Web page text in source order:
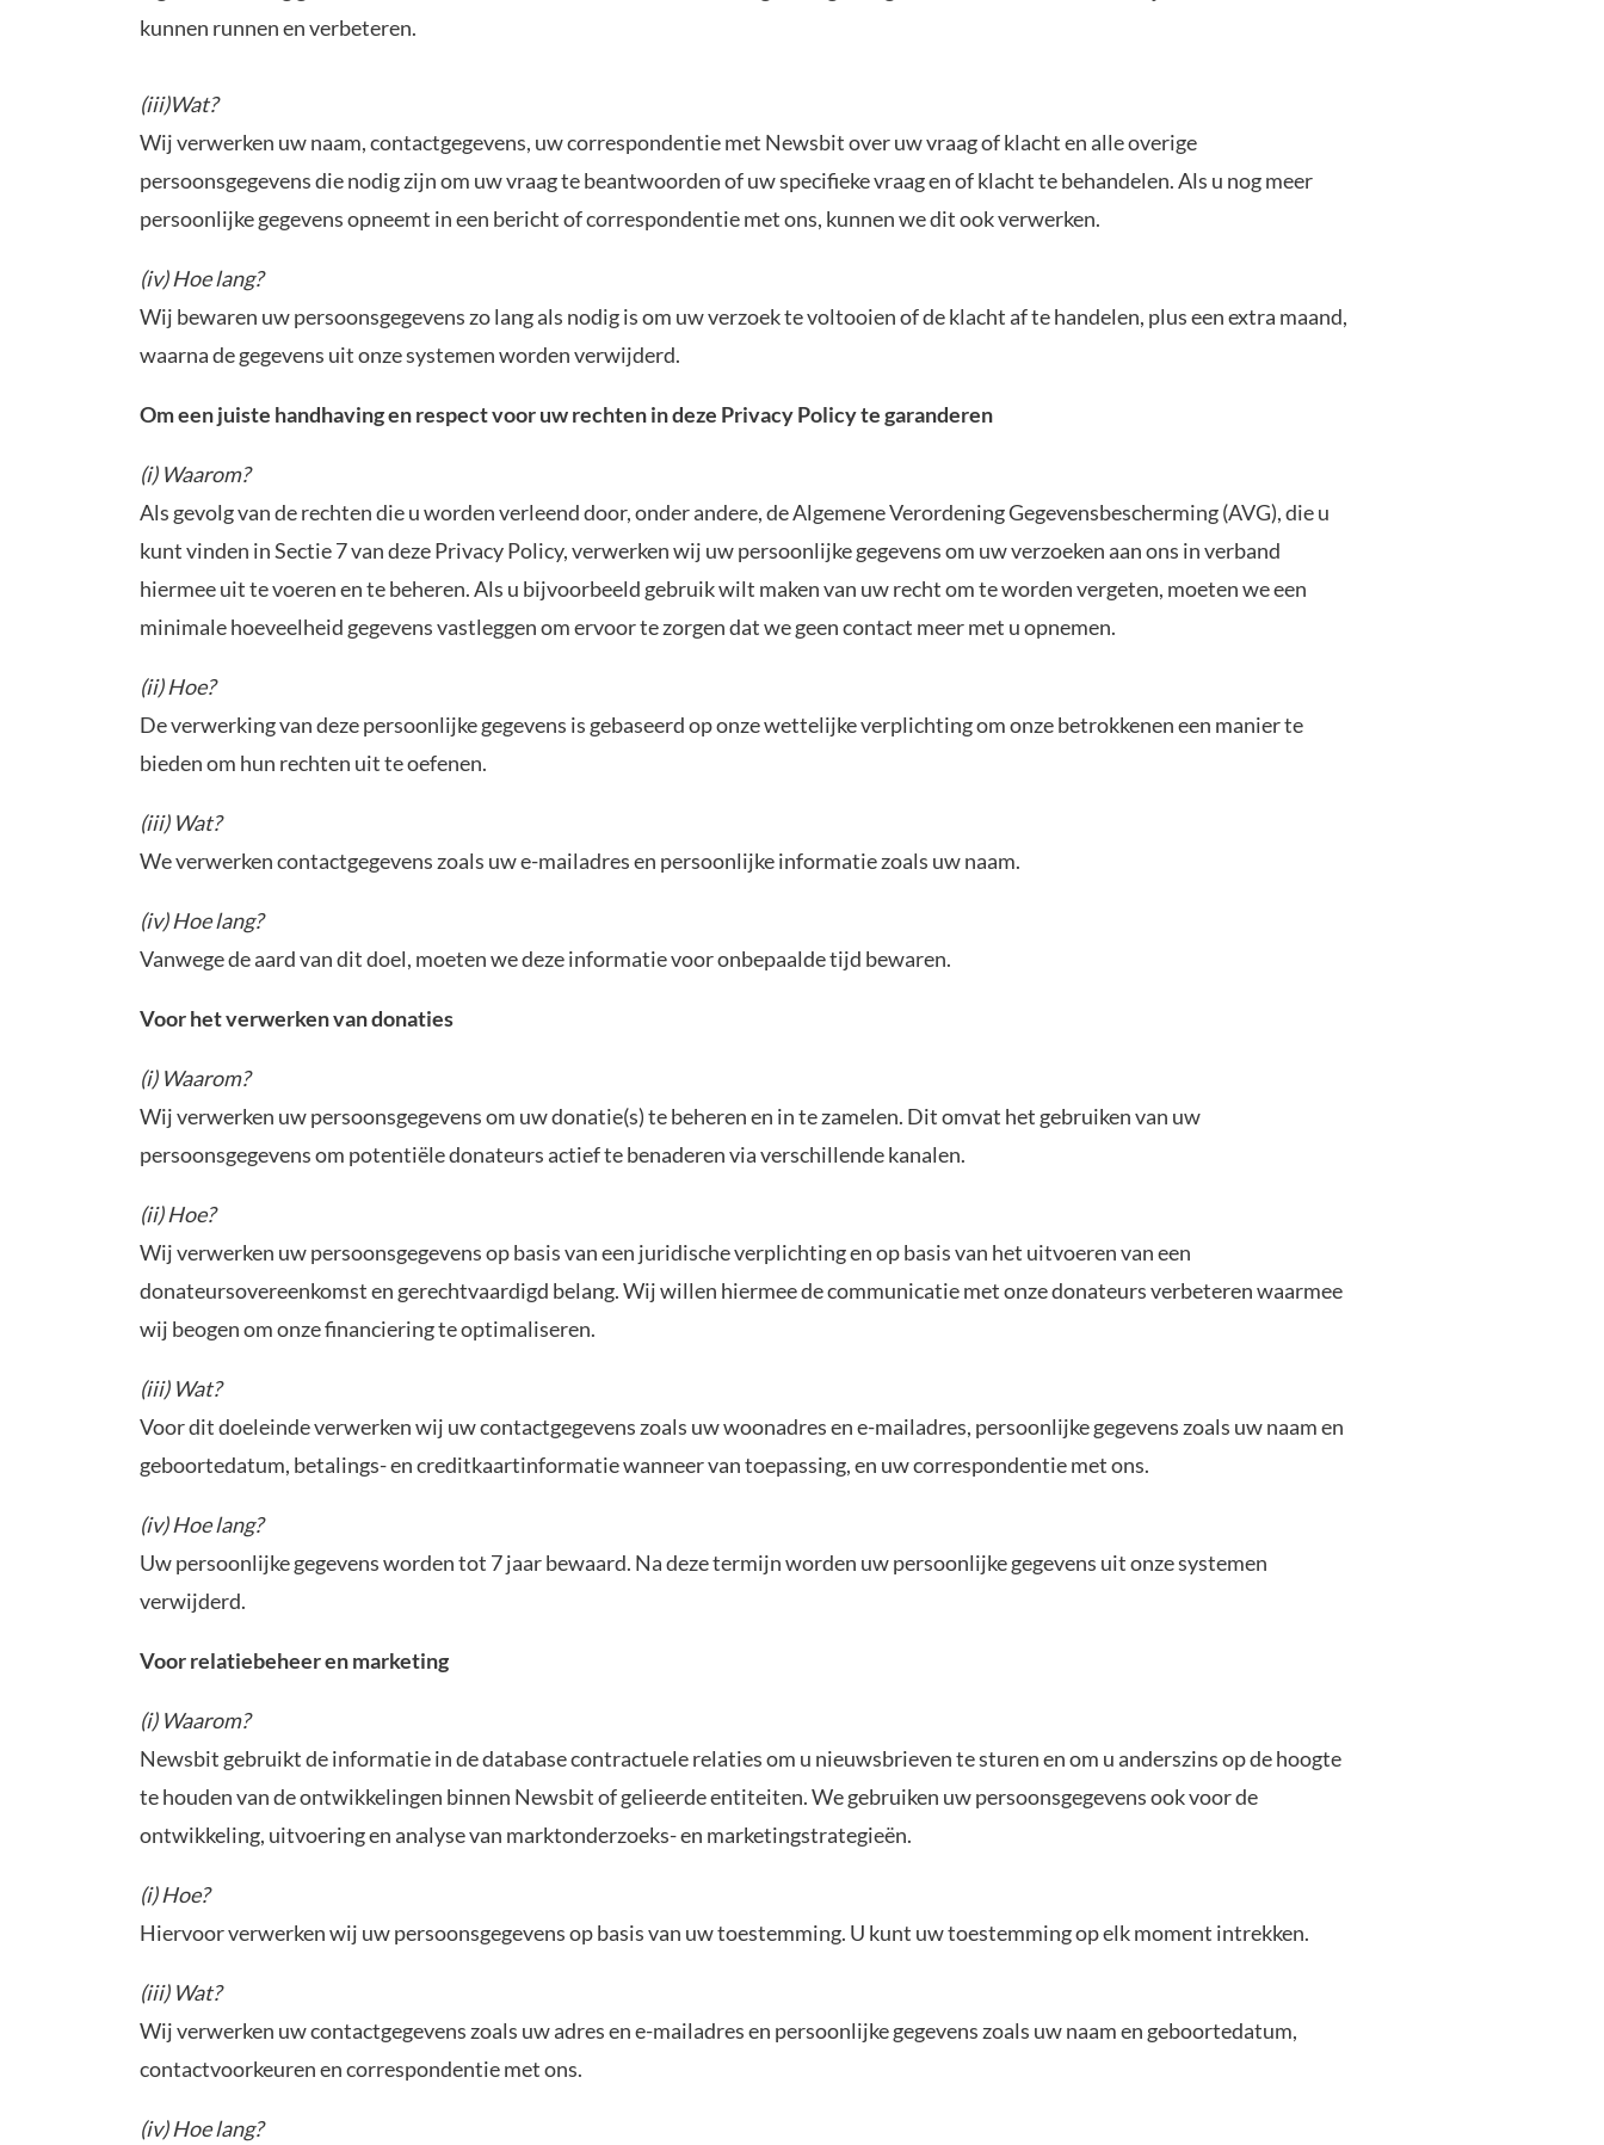
kunnen runnen en verbeteren.
(iii)Wat?
Wij verwerken uw naam, contactgegevens, uw correspondentie met Newsbit over uw vraag of klacht en alle overige
persoonsgegevens die nodig zijn om uw vraag te beantwoorden of uw specifieke vraag en of klacht te behandelen. Als u nog meer
persoonlijke gegevens opneemt in een bericht of correspondentie met ons, kunnen we dit ook verwerken.
(iv) Hoe lang?
Wij bewaren uw persoonsgegevens zo lang als nodig is om uw verzoek te voltooien of de klacht af te handelen, plus een extra maand,
waarna de gegevens uit onze systemen worden verwijderd.
Om een juiste handhaving en respect voor uw rechten in deze Privacy Policy te garanderen
(i) Waarom?
Als gevolg van de rechten die u worden verleend door, onder andere, de Algemene Verordening Gegevensbescherming (AVG), die u
kunt vinden in Sectie 7 van deze Privacy Policy, verwerken wij uw persoonlijke gegevens om uw verzoeken aan ons in verband
hiermee uit te voeren en te beheren. Als u bijvoorbeeld gebruik wilt maken van uw recht om te worden vergeten, moeten we een
minimale hoeveelheid gegevens vastleggen om ervoor te zorgen dat we geen contact meer met u opnemen.
(ii) Hoe?
De verwerking van deze persoonlijke gegevens is gebaseerd op onze wettelijke verplichting om onze betrokkenen een manier te
bieden om hun rechten uit te oefenen.
(iii) Wat?
We verwerken contactgegevens zoals uw e-mailadres en persoonlijke informatie zoals uw naam.
(iv) Hoe lang?
Vanwege de aard van dit doel, moeten we deze informatie voor onbepaalde tijd bewaren.
Voor het verwerken van donaties
(i) Waarom?
Wij verwerken uw persoonsgegevens om uw donatie(s) te beheren en in te zamelen. Dit omvat het gebruiken van uw
persoonsgegevens om potentiële donateurs actief te benaderen via verschillende kanalen.
(ii) Hoe?
Wij verwerken uw persoonsgegevens op basis van een juridische verplichting en op basis van het uitvoeren van een
donateursovereenkomst en gerechtvaardigd belang. Wij willen hiermee de communicatie met onze donateurs verbeteren waarmee
wij beogen om onze financiering te optimaliseren.
(iii) Wat?
Voor dit doeleinde verwerken wij uw contactgegevens zoals uw woonadres en e-mailadres, persoonlijke gegevens zoals uw naam en
geboortedatum, betalings- en creditkaartinformatie wanneer van toepassing, en uw correspondentie met ons.
(iv) Hoe lang?
Uw persoonlijke gegevens worden tot 7 jaar bewaard. Na deze termijn worden uw persoonlijke gegevens uit onze systemen
verwijderd.
Voor relatiebeheer en marketing
(i) Waarom?
Newsbit gebruikt de informatie in de database contractuele relaties om u nieuwsbrieven te sturen en om u anderszins op de hoogte
te houden van de ontwikkelingen binnen Newsbit of gelieerde entiteiten. We gebruiken uw persoonsgegevens ook voor de
ontwikkeling, uitvoering en analyse van marktonderzoeks- en marketingstrategieën.
(i) Hoe?
Hiervoor verwerken wij uw persoonsgegevens op basis van uw toestemming. U kunt uw toestemming op elk moment intrekken.
(iii) Wat?
Wij verwerken uw contactgegevens zoals uw adres en e-mailadres en persoonlijke gegevens zoals uw naam en geboortedatum,
contactvoorkeuren en correspondentie met ons.
(iv) Hoe lang?